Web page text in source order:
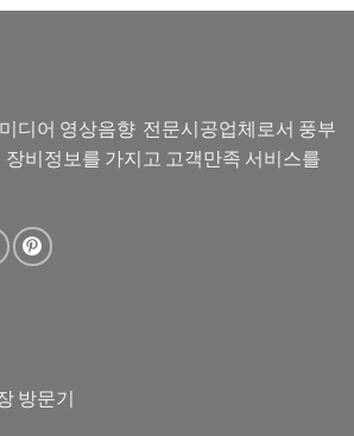
디어 영상음향 전문시공업체로서 풍부
장비정보를 가지고 고객만족 서비스를
방문기